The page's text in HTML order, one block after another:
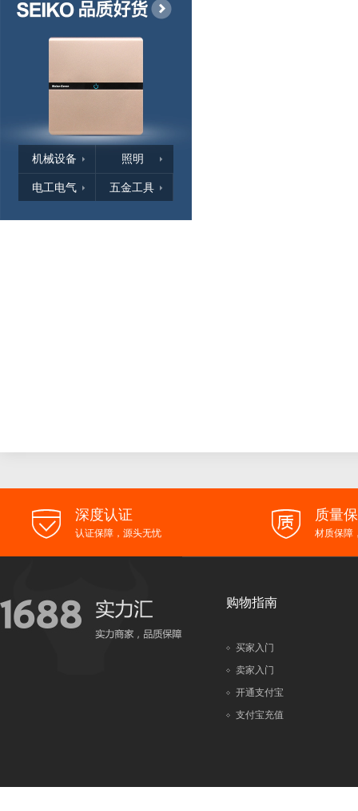
机械设备 照明
电工电气 五金工具
 深度认证
认证保障，源头无忧  质量
材质保障
购物指南
买家入门
卖家入门
开通支付宝
支付宝充值